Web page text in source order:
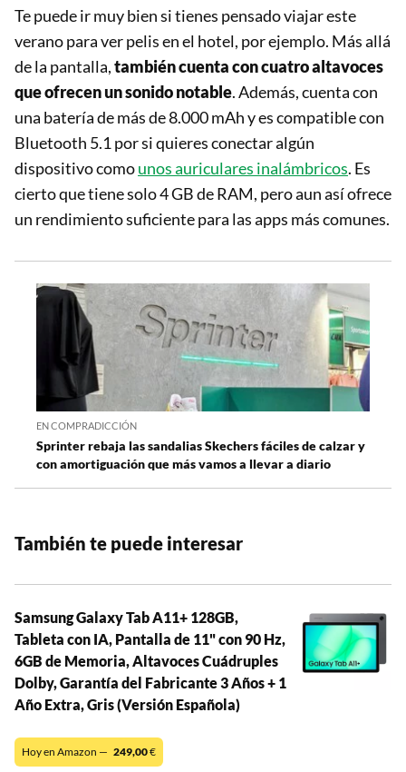
Te puede ir muy bien si tienes pensado viajar este
verano para ver pelis en el hotel, por ejemplo. Más allá
de la pantalla,también cuenta con cuatro altavoces
que ofrecen un sonido notable. Además, cuenta con
una batería de más de 8.000 mAh y es compatible con
Bluetooth 5.1 por si quieres conectar algún
dispositivo comounos auriculares inalámbricos. Es
cierto que tiene solo 4 GB de RAM, pero aun así ofrece
un rendimiento suficiente para las apps más comunes.
EN COMPRADICCIÓN
Sprinter rebaja las sandalias Skechers fáciles de calzar y
con amortiguación que más vamos a llevar a diario
También te puede interesar
Samsung Galaxy Tab A11+ 128GB,
Tableta con IA, Pantalla de 11" con 90 Hz,
6GB de Memoria, Altavoces Cuádruples
Dolby, Garantía del Fabricante 3 Años + 1
Año Extra, Gris (Versión Española)
Hoy en Amazon — 249,00€